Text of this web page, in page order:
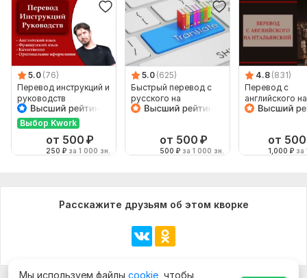
5.0 (76)
Перевод инструкций и
руководств
Выбор Kwork
от 500 ₽
250 ₽ за 1 000 зн.
5.0 (625)
Быстрый перевод с
русского на
английский
от 500 ₽
500 ₽ за 1 000 зн.
4.8 (831)
Перевод с
английского на
итальянский
от 500
1,000 ₽ за
Расскажите друзьям об этом кворке
Мы используем файлы cookie , чтобы